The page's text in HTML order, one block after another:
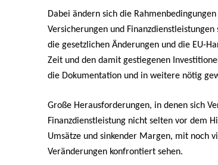
Dabei ändern sich die
Versicherungen und
die gesetzlichen Änderungen und die EU-
Zeit und den damit gestiegenen
die Dokumentation und in weitere nötig
Große Herausforderungen, in denen sich
Finanzdienstleistung nicht selten vor dem
Umsätze und sinkender Margen, mit noch
Veränderungen konfrontiert sehen.